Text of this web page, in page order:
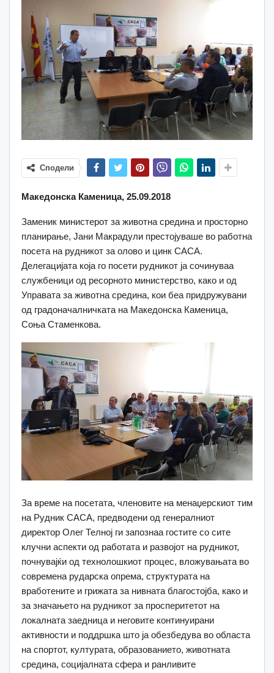
Сподели
Македонска Каменица, 25.09.2018
Заменик министерот за животна средина и просторно
планирање, Јани Макрадули престојуваше во работна
посета на рудникот за олово и цинк САСА.
Делегацијата која го посети рудникот ја сочинуваа
службеници од ресорното министерство, како и од
Управата за животна средина, кои беа придружувани
од градоначалничката на Македонска Каменица,
Соња Стаменкова.
За време на посетата, членовите на менаџерскиот тим
на Рудник САСА, предводени од генералниот
директор Олег Телној ги запознаа гостите со сите
клучни аспекти од работата и развојот на рудникот,
почнувајќи од технолошкиот процес, вложувањата во
современа рударска опрема, структурата на
вработените и грижата за нивната благостојба, како и
за значањето на рудникот за просперитетот на
локалната заедница и неговите континуирани
активности и поддршка што ја обезбедува во областа
на спортот, културата, образованието, животната
средина, социјалната сфера и ранливите